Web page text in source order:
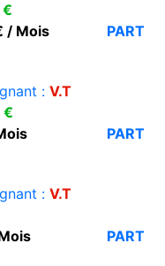
/ Mois
PART
: V.T
€
PART
: V.T
PART